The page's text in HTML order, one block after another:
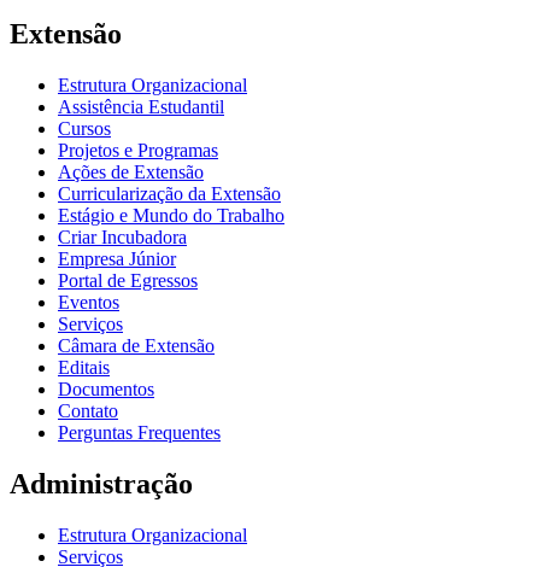
Extensão
Estrutura Organizacional
Assistência Estudantil
Cursos
Projetos e Programas
Ações de Extensão
Curricularização da Extensão
Estágio e Mundo do Trabalho
Criar Incubadora
Empresa Júnior
Portal de Egressos
Eventos
Serviços
Câmara de Extensão
Editais
Documentos
Contato
Perguntas Frequentes
Administração
Estrutura Organizacional
Serviços